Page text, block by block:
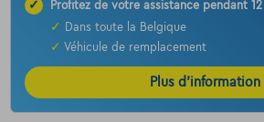
✓
Profitez de votre assistance pendant
✓
Dans toute la Belgique
✓ Véhicule de remplacement
Plus d’information